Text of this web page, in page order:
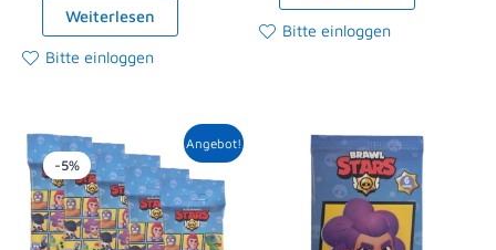
Weiterlesen
Bitte einloggen
Bitte einloggen
Angebot!
-5%
Ursprünglicher
Preis
war:
39,95 €
Aktueller
Preis
ist:
37,79 €.